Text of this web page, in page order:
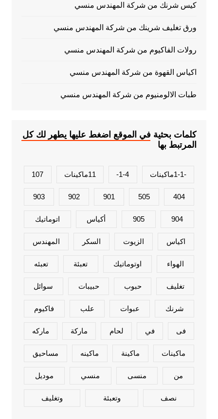
كيس شرنك من شركة المهندس منسي
ورق تغليف شرينك من شركة المهندس منسي
رولات الفاكيوم من شركة المهندس منسي
اكياس القهوة من شركة المهندس منسي
طبات الالومنيوم من شركة المهندس منسي
كلمات بحثية في الموقع اضغط عليها يطهر لك كل
المرتبط بها
-1-1ماكينات 1-4- 11ماكينات 107
404
505
901
902
903
904
905 أكياس اتوماتيك
اكياس الزيوت السكر المهندس
الهواء اوتوماتيك تعبئة تعبئه
تغليف حبوب حبيبات سوائل
شرنك عبوات علب فاكيوم
فى في لحام ماركة ماركه
ماكينات ماكينة ماكينه مساحيق
من منسى منسي موديل
نصف وتعبئة وتغليف